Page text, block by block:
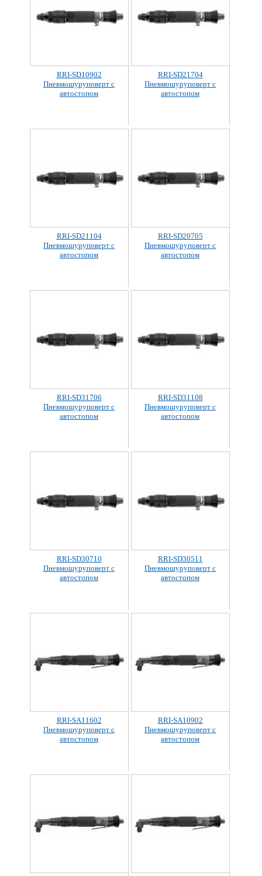
RRI-SD10902
Пневмошуруповерт с
автостопом
RRI-SD21704
Пневмошуруповерт с
автостопом
RRI-SD21104
Пневмошуруповерт с
автостопом
RRI-SD20705
Пневмошуруповерт с
автостопом
RRI-SD31706
Пневмошуруповерт с
автостопом
RRI-SD31108
Пневмошуруповерт с
автостопом
RRI-SD30710
Пневмошуруповерт с
автостопом
RRI-SD30511
Пневмошуруповерт с
автостопом
RRI-SA11602
Пневмошуруповерт с
автостопом
RRI-SA10902
Пневмошуруповерт с
автостопом